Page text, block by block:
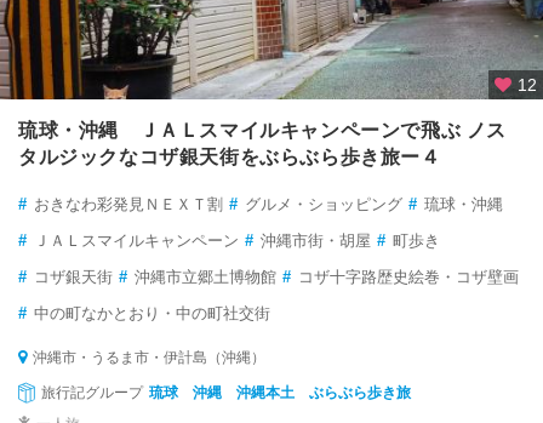
12
琉球・沖縄 ＪＡＬスマイルキャンペーンで飛ぶ ノス
タルジックなコザ銀天街をぶらぶら歩き旅ー４
# おきなわ彩発見ＮＥＸＴ割 # グルメ・ショッピング # 琉球・沖縄
#
ＪＡＬスマイルキャンペーン # 沖縄市街・胡屋 # 町歩き
# コザ銀天街 # 沖縄市立郷土博物館 # コザ十字路歴史絵巻・コザ壁画
# 中の町なかとおり・中の町社交街
沖縄市・うるま市・伊計島（沖縄）
旅行記グループ 琉球 沖縄 沖縄本土 ぶらぶら歩き旅